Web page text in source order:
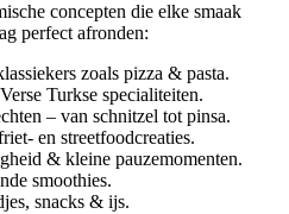
concepten die elke smaak
perfect afronden:
zoals pizza & pasta.
Verse Turkse specialiteiten.
– van schnitzel tot pinsa.
en streetfoodcreaties.
& kleine pauzemomenten.
smoothies.
snacks & ijs.